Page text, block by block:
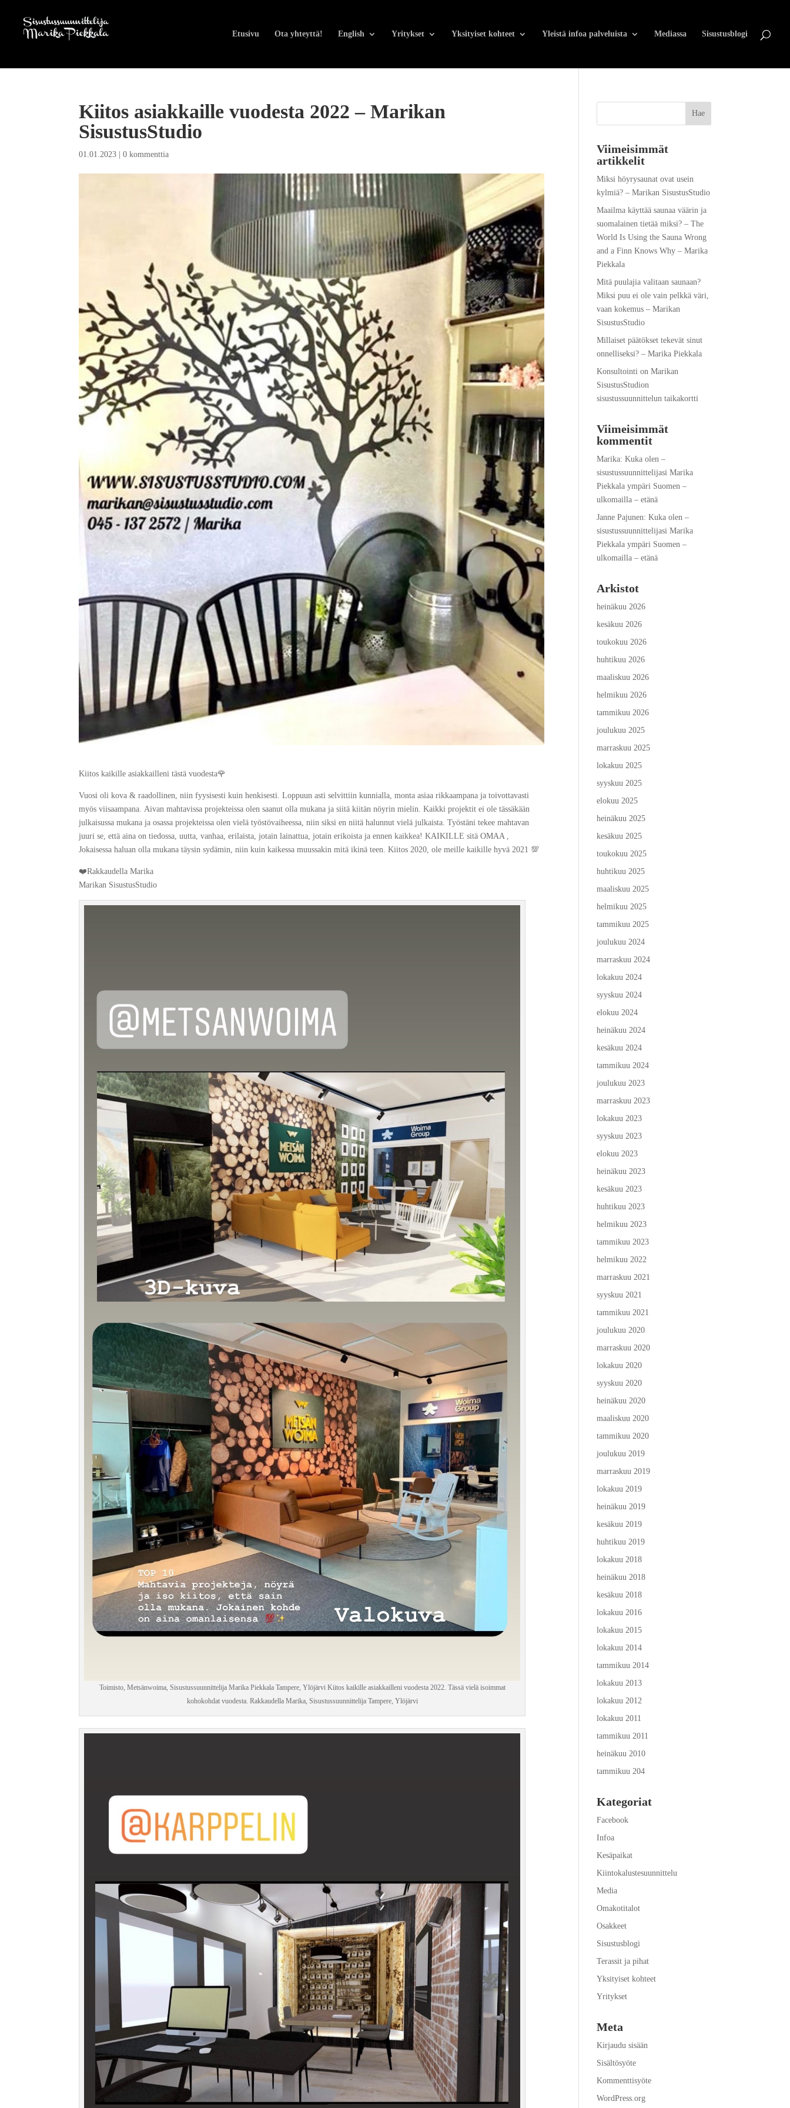
Etusivu Ota yhteyttä! English Yritykset Yksityiset kohteet Yleistä infoa palveluista Mediassa Sisustusblogi
Kiitos asiakkaille vuodesta 2022 – Marikan
SisustusStudio
01.01.2023 |0 kommenttia
Kiitos kaikille asiakkailleni tästä vuodesta🌹
Vuosi oli kova & raadollinen, niin fyysisesti kuin henkisesti. Loppuun asti selvittiin kunnialla, monta asiaa rikkaampana ja toivottavasti
myös viisaampana. Aivan mahtavissa projekteissa olen saanut olla mukana ja siitä kiitän nöyrin mielin. Kaikki projektit ei ole tässäkään
julkaisussa mukana ja osassa projekteissa olen vielä työstövaiheessa, niin siksi en niitä halunnut vielä julkaista. Työstäni tekee mahtavan
juuri se, että aina on tiedossa, uutta, vanhaa, erilaista, jotain lainattua, jotain erikoista ja ennen kaikkea! KAIKILLE sitä OMAA ,
Jokaisessa haluan olla mukana täysin sydämin, niin kuin kaikessa muussakin mitä ikinä teen. Kiitos 2020, ole meille kaikille hyvä 2021 💯
❤️Rakkaudella Marika
Marikan SisustusStudio
Toimisto, Metsänwoima, Sisustussuunnittelija Marika Piekkala Tampere, Ylöjärvi Kiitos kaikille asiakkailleni vuodesta 2022. Tässä vielä isoimmat
kohokohdat vuodesta. Rakkaudella Marika, Sisustussuunnittelija Tampere, Ylöjärvi
Viimeisimmät
artikkelit
Miksi höyrysaunat ovat usein
kylmiä? – Marikan SisustusStudio
Maailma käyttää saunaa väärin ja
suomalainen tietää miksi? – The
World Is Using the Sauna Wrong
and a Finn Knows Why – Marika
Piekkala
Mitä puulajia valitaan saunaan?
Miksi puu ei ole vain pelkkä väri,
vaan kokemus – Marikan
SisustusStudio
Millaiset päätökset tekevät sinut
onnelliseksi? – Marika Piekkala
Konsultointi on Marikan
SisustusStudion
sisustussuunnittelun taikakortti
Viimeisimmät
kommentit
Marika:Kuka olen –
sisustussuunnittelijasi Marika
Piekkala ympäri Suomen –
ulkomailla – etänä
Janne Pajunen:Kuka olen –
sisustussuunnittelijasi Marika
Piekkala ympäri Suomen –
ulkomailla – etänä
Arkistot
heinäkuu 2026
kesäkuu 2026
toukokuu 2026
huhtikuu 2026
maaliskuu 2026
helmikuu 2026
tammikuu 2026
joulukuu 2025
marraskuu 2025
lokakuu 2025
syyskuu 2025
elokuu 2025
heinäkuu 2025
kesäkuu 2025
toukokuu 2025
huhtikuu 2025
maaliskuu 2025
helmikuu 2025
tammikuu 2025
joulukuu 2024
marraskuu 2024
lokakuu 2024
syyskuu 2024
elokuu 2024
heinäkuu 2024
kesäkuu 2024
tammikuu 2024
joulukuu 2023
marraskuu 2023
lokakuu 2023
syyskuu 2023
elokuu 2023
heinäkuu 2023
kesäkuu 2023
huhtikuu 2023
helmikuu 2023
tammikuu 2023
helmikuu 2022
marraskuu 2021
syyskuu 2021
tammikuu 2021
joulukuu 2020
marraskuu 2020
lokakuu 2020
syyskuu 2020
heinäkuu 2020
maaliskuu 2020
tammikuu 2020
joulukuu 2019
marraskuu 2019
lokakuu 2019
heinäkuu 2019
kesäkuu 2019
huhtikuu 2019
lokakuu 2018
heinäkuu 2018
kesäkuu 2018
lokakuu 2016
lokakuu 2015
lokakuu 2014
tammikuu 2014
lokakuu 2013
lokakuu 2012
lokakuu 2011
tammikuu 2011
heinäkuu 2010
tammikuu 204
Kategoriat
Facebook
Infoa
Kesäpaikat
Kiintokalustesuunnittelu
Media
Omakotitalot
Osakkeet
Sisustusblogi
Terassit ja pihat
Yksityiset kohteet
Yritykset
Meta
Kirjaudu sisään
Sisältösyöte
Kommenttisyöte
WordPress.org